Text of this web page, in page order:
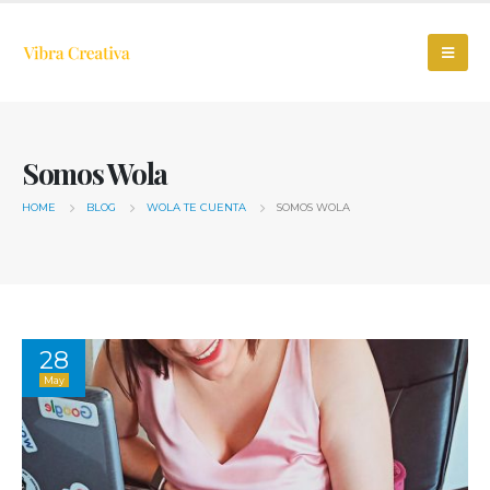
Somos Wola
HOME BLOG WOLA TE CUENTA SOMOS WOLA
28
May